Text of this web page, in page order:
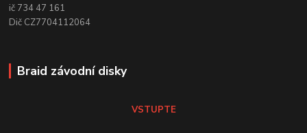
ič 734 47 161
Dič CZ7704112064
Braid závodní disky
VSTUPTE